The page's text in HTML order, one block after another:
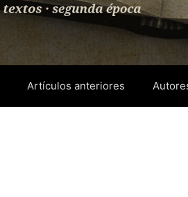
Artículos anteriores